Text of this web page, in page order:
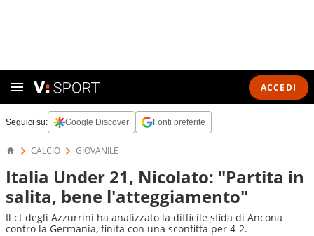
ACCEDI
Seguici su: Google Discover Fonti preferite
CALCIO GIOVANILE
Italia Under 21, Nicolato: "Partita in
salita, bene l'atteggiamento"
Il ct degli Azzurrini ha analizzato la difficile sfida di Ancona
contro la Germania, finita con una sconfitta per 4-2.